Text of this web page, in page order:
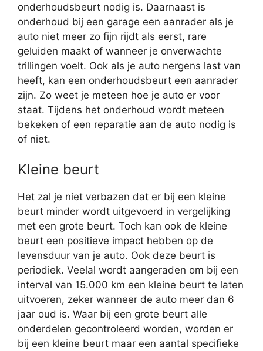
onderhoudsbeurt nodig is. Daarnaast is
onderhoud bij een garage een aanrader als je
auto niet meer zo fijn rijdt als eerst, rare
geluiden maakt of wanneer je onverwachte
trillingen voelt. Ook als je auto nergens last van
heeft, kan een onderhoudsbeurt een aanrader
zijn. Zo weet je meteen hoe je auto er voor
staat. Tijdens het onderhoud wordt meteen
bekeken of een reparatie aan de auto nodig is
of niet.
Kleine beurt
Het zal je niet verbazen dat er bij een kleine
beurt minder wordt uitgevoerd in vergelijking
met een grote beurt. Toch kan ook de kleine
beurt een positieve impact hebben op de
levensduur van je auto. Ook deze beurt is
periodiek. Veelal wordt aangeraden om bij een
interval van 15.000 km een kleine beurt te laten
uitvoeren, zeker wanneer de auto meer dan 6
jaar oud is. Waar bij een grote beurt alle
onderdelen gecontroleerd worden, worden er
bij een kleine beurt maar een aantal specifieke